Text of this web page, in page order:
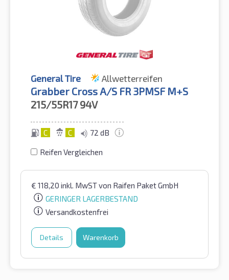
General Tire Allwetterreifen
Grabber Cross A/S FR 3PMSF M+S
215/55R17 94V
C C 72 dB
Reifen Vergleichen
€ 118,20 inkl. MwSTvon Raifen Paket GmbH
GERINGER LAGERBESTAND
Versandkostenfrei
Details Warenkorb